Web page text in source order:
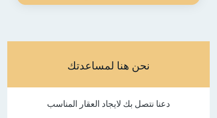
نحن هنا لمساعدتك
دعنا نتصل بك لايجاد العقار المناسب